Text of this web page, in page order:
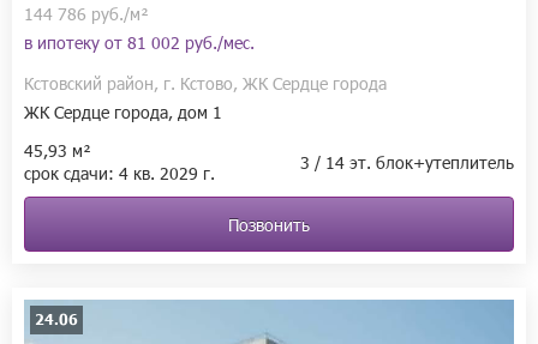
144 786 руб./м²
в ипотеку от 81 002 руб./мес.
Кстовский район, г. Кстово, ЖК Сердце города
ЖК Сердце города, дом 1
45,93 м²
срок сдачи: 4 кв. 2029 г. 3 / 14 эт. блок+утеплитель
Позвонить
24.06